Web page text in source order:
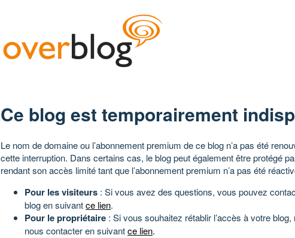
Ce blog est temporairement
Le nom de domaine ou l’abonnement premium de ce blog n’a pas été
cette interruption. Dans certains cas, le blog peut également être protégé
rendant son accès limité tant que l’abonnement premium n’a pas été
Pour les visiteurs : Si vous avez des questions, vous pouvez
blog en suivantce lien.
Pour le propriétaire : Si vous souhaitez rétablir l’accès à votre
nous contacter en suivantce lien.